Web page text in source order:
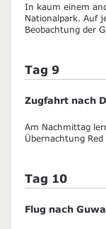
In kaum einem
Nationalpark. Auf
Beobachtung der
Tag 9
Zugfahrt nach
Am Nachmittag
Übernachtung
Tag 10
Flug nach